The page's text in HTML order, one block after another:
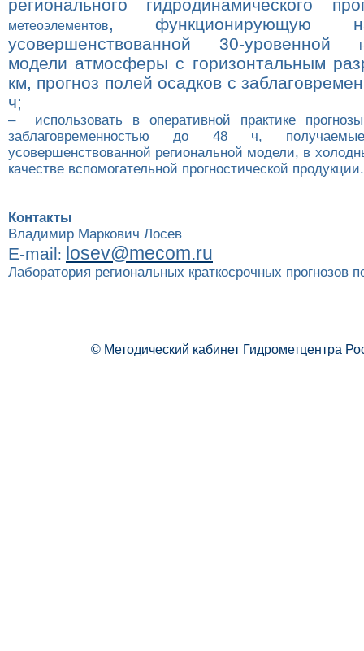
регионального гидродинамического
метеоэлементов
, функционирующую
усовершенствованной 30-уровенной
модели атмосферы с горизонтальным
км , прогноз полей осадков с
ч;
– использовать в оперативной практике
заблаговременностью до 48 ч,
усовершенствованной региональной модели, в
качестве вспомогательной прогностической продукции.
Контакты
Владимир Маркович Лосев
E-mail: losev@mecom.ru
Лаборатория региональных краткосрочных прогнозов
© Методический кабинет Гидрометцентра